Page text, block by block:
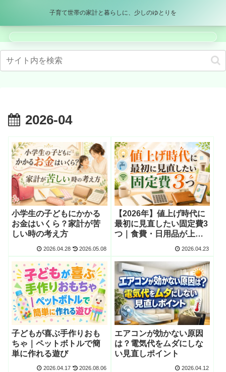
子育て世帯の家計と暮らしに、少しのゆとりを
2026-04
小学生の子どもにかかる
お金はいくら？家計が苦
しい時の考え方
2026.04.28 2026.05.08
【2026年】値上げ時代に
最初に見直したい固定費3
つ｜食費・日用品が上が
2026.04.23
子どもが喜ぶ手作りおも
ちゃ｜ペットボトルで簡
単に作れる遊び
2026.04.17 2026.08.06
エアコンが効かない原因
は？電気代をムダにしな
い見直しポイント
2026.04.12
パパママブログ